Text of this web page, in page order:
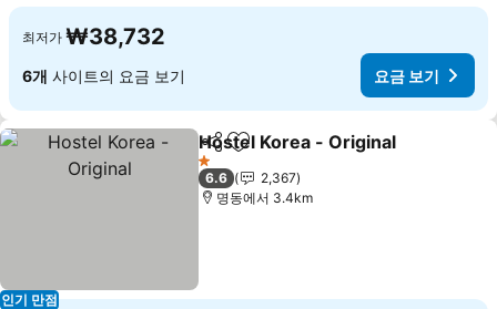
최저가 ₩38,732
6개 사이트의 요금 보기 요금 보기
인기 만점
공유 즐겨찾기에 추가
Hostel Korea - Original
1 성급
6.6
2,367
명동에서 3.4km